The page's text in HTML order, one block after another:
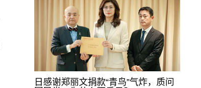
日感谢郑丽文捐款“青鸟”气炸，质问